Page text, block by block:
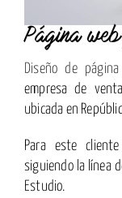
Página
Diseño de
empresa de
ubicada en
Para este
siguiendo la línea
Estudio.